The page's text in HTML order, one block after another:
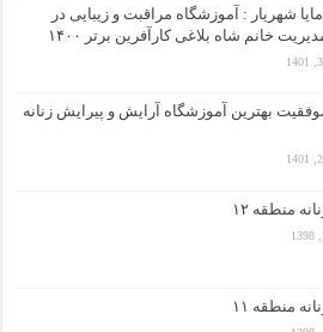
شهریار : آموزشگاه مراقبت و زیبایی در
خانم شاه بلاغی کارآفرین برتر ۱۴۰۰
بهترین آموزشگاه آرایش و پیرایش زنانه
منطقه ۱۲
منطقه ۱۱